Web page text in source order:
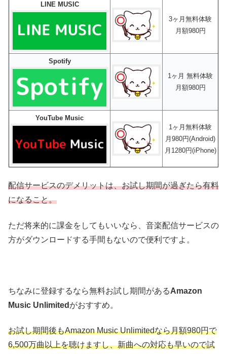
LINE MUSIC
3ヶ月無料体験
月額980円
Spotify
1ヶ月 無料体験
月額980円
YouTube Music
1ヶ月無料体験
月980円(Android)
月1280円(iPhone)
配信サービスのデメリットは、お試し期間が過ぎたら有料
になること。
ただ将来的に課金をしてもいいなら、音楽配信サービスの
方がダウンロードする手間もないので便利ですよ。
ちなみに登録するなら無料お試し期間があるAmazon
Music Unlimited がおすすめ。
お試し期間後もAmazon Music Unlimitedなら月額980円で
6,500万曲以上を聴けますし、新曲への対応も早いので試